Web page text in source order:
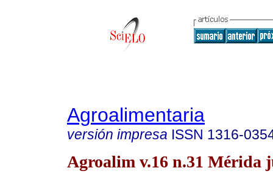
Agroalimentaria
versión impresa ISSN 1316-
Agroalim v.16 n.31 Mérida